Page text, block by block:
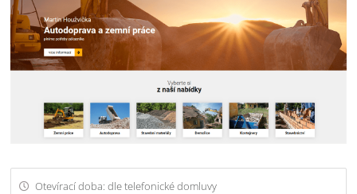
Otevírací doba: dle telefonické domluvy